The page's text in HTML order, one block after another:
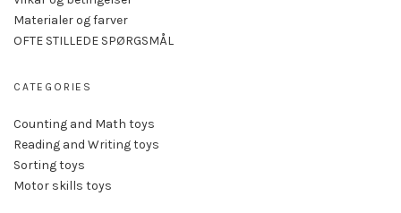
Materialer og farver
OFTE STILLEDE SPØRGSMÅL
CATEGORIES
Counting and Math toys
Reading and Writing toys
Sorting toys
Motor skills toys